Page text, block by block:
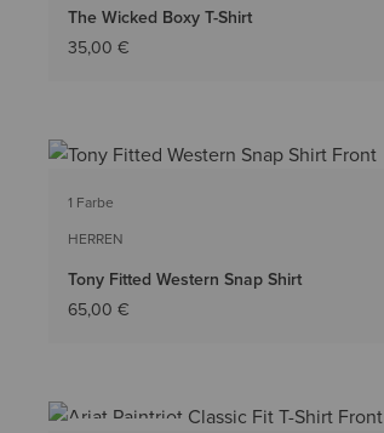
The Wicked Boxy T-Shirt
35,00 €
1 Farbe
HERREN
Tony Fitted Western Snap Shirt
65,00 €